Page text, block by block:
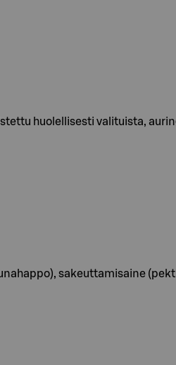
huolellisesti valituista,
sakeuttamisaine